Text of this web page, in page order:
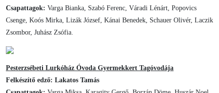
Csapattagok: Varga Bianka, Szabó Ferenc, Váradi Lénárt, Popovics
Csenge, Koós Mirka, Lizák József, Kánai Benedek, Schauer Olivér, Laczik
Zsombor, Juhász Zsófia.
Pesterzsébeti Lurkóház Óvoda Gyermekkert Tagóvodája
Felkészítő edző: Lakatos Tamás